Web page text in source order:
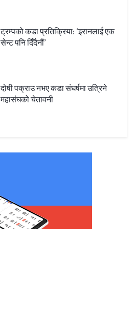
ट्रम्पको कडा प्रतिक्रिया: ‘इरानलाई एक
सेन्ट पनि दिँदैनौं’
दोषी पक्राउ नभए कडा संघर्षमा उत्रिने
महासंघको चेतावनी